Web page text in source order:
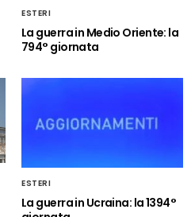
ESTERI
La guerra in Medio Oriente: la
794° giornata
ESTERI
La guerra in Ucraina: la 1394°